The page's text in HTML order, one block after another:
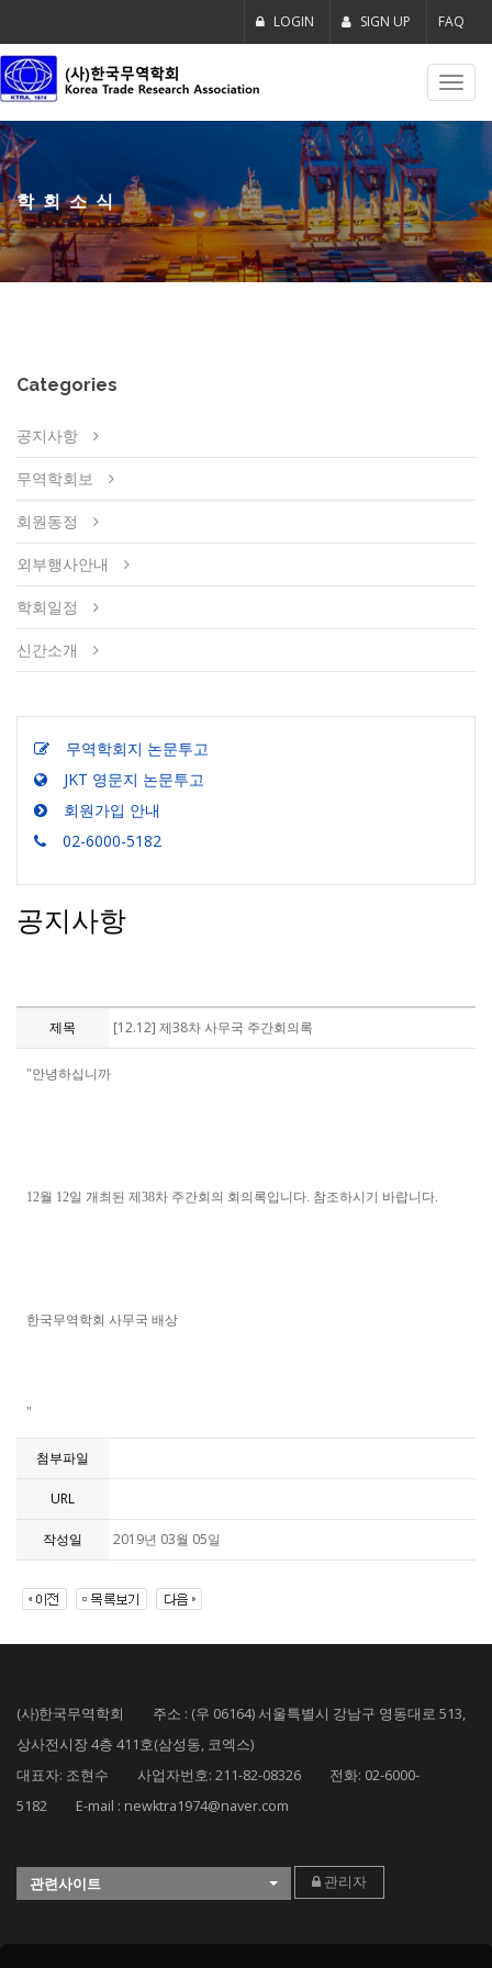
LOGIN SIGN UP FAQ
학회소식
Categories
공지사항
무역학회보
회원동정
외부행사안내
학회일정
신간소개
무역학회지 논문투고
JKT 영문지 논문투고
회원가입 안내
02-6000-5182
공지사항
제목 [12.12] 제38차 사무국 주간회의록
"안녕하십니까
12월 12일 개최된 제38차 주간회의 회의록입니다. 참조하시기 바랍니다.
한국무역학회 사무국 배상
"
첨부파일
URL
작성일 2019년 03월 05일
(사)한국무역학회 주소 : (우 06164) 서울특별시 강남구 영동대로 513,
상사전시장 4층 411호(삼성동, 코엑스)
대표자: 조현수 사업자번호: 211-82-08326 전화: 02-6000-
5182 E-mail : newktra1974@naver.com
관련사이트 관리자